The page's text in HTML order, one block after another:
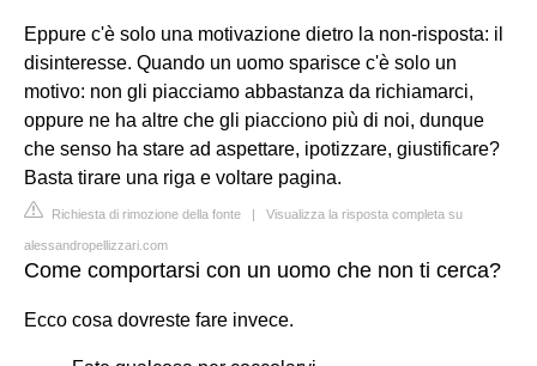
Eppure c'è solo una motivazione dietro la non-risposta: il
disinteresse. Quando un uomo sparisce c'è solo un
motivo: non gli piacciamo abbastanza da richiamarci,
oppure ne ha altre che gli piacciono più di noi, dunque
che senso ha stare ad aspettare, ipotizzare, giustificare?
Basta tirare una riga e voltare pagina.
Richiesta di rimozione della fonte | Visualizza la risposta completa su
alessandropellizzari.com
Come comportarsi con un uomo che non ti cerca?
Ecco cosa dovreste fare invece.